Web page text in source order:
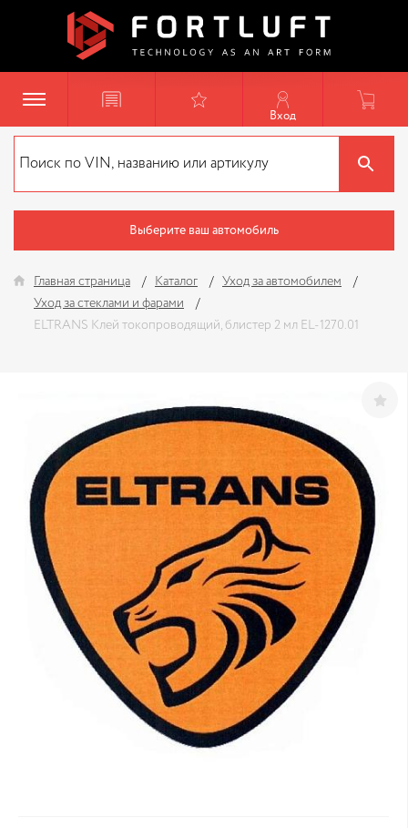
Вход
Выберите ваш автомобиль
Главная страница Каталог
Уход за автомобилем
Уход за стеклами и фарами
ELTRANS Клей токопроводящий, блистер 2 мл EL-1270.01